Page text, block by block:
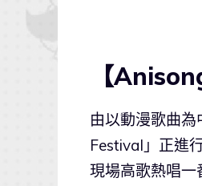
【
由以動漫歌曲
Festival」正進
現場高歌熱唱